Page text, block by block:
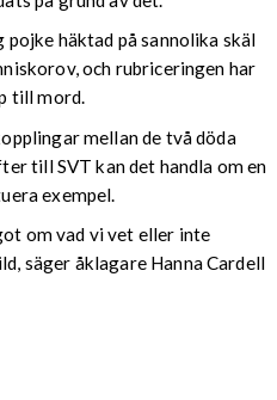
häktad på sannolika skäl
och rubriceringen har
till mord.
mellan de två döda
till SVT kan det handla om en
exempel.
om vad vi vet eller inte
säger åklagare Hanna Cardell